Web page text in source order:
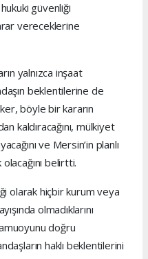
güvenliği
vereceklerine
yalnızca inşaat
beklentilerine de
böyle bir kararın
kaldıracağını, mülkiyet
ve Mersin’in planlı
belirtti.
olarak hiçbir kurum veya
olmadıklarını
doğru
haklı beklentilerini